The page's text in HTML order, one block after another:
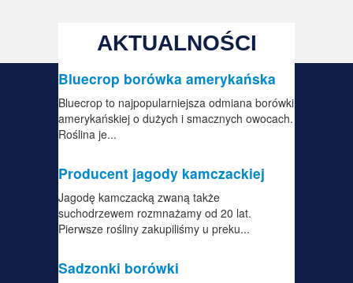
AKTUALNOŚCI
Bluecrop borówka amerykańska
Bluecrop to najpopularniejsza odmiana borówki
amerykańskiej o dużych i smacznych owocach.
Roślina je...
Producent jagody kamczackiej
Jagodę kamczacką zwaną także
suchodrzewem rozmnażamy od 20 lat.
Pierwsze rośliny zakupiliśmy u preku...
Sadzonki borówki